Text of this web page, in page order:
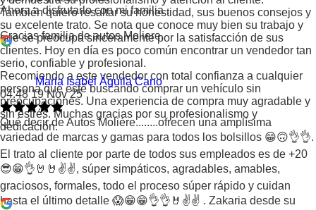
También quiero resaltar su honestidad, sus buenos consejos y
su excelente trato. Se nota que conoce muy bien su trabajo y
que se preocupa sinceramente por la satisfacción de sus
clientes. Hoy en día es poco común encontrar un vendedor tan
serio, confiable y profesional.
Recomiendo a este vendedor con total confianza a cualquier
persona que esté buscando comprar un vehículo sin
preocupaciones. Una experiencia de compra muy agradable y
sin estrés. Muchas gracias por su profesionalismo y
dedicación.
Ahora a disfrutarlo con mi familia .
Gracias familia de autos Moliere.
Maria Isabel Águila Cano
04:48 19 Nov 25
Qué decir de Autos Moliére........ofrecen una amplísima
variedad de marcas y gamas para todos los bolsillos 😁🙃👌👌.
El trato al cliente por parte de todos sus empleados es de +20
😎😁👌🤘🤘✌️✌️, súper simpáticos, agradables, amables,
graciosos, formales, todo el proceso súper rápido y cuidan
hasta el último detalle 😱😁😁👌👌🤘✌️✌️ . Zakaria desde su